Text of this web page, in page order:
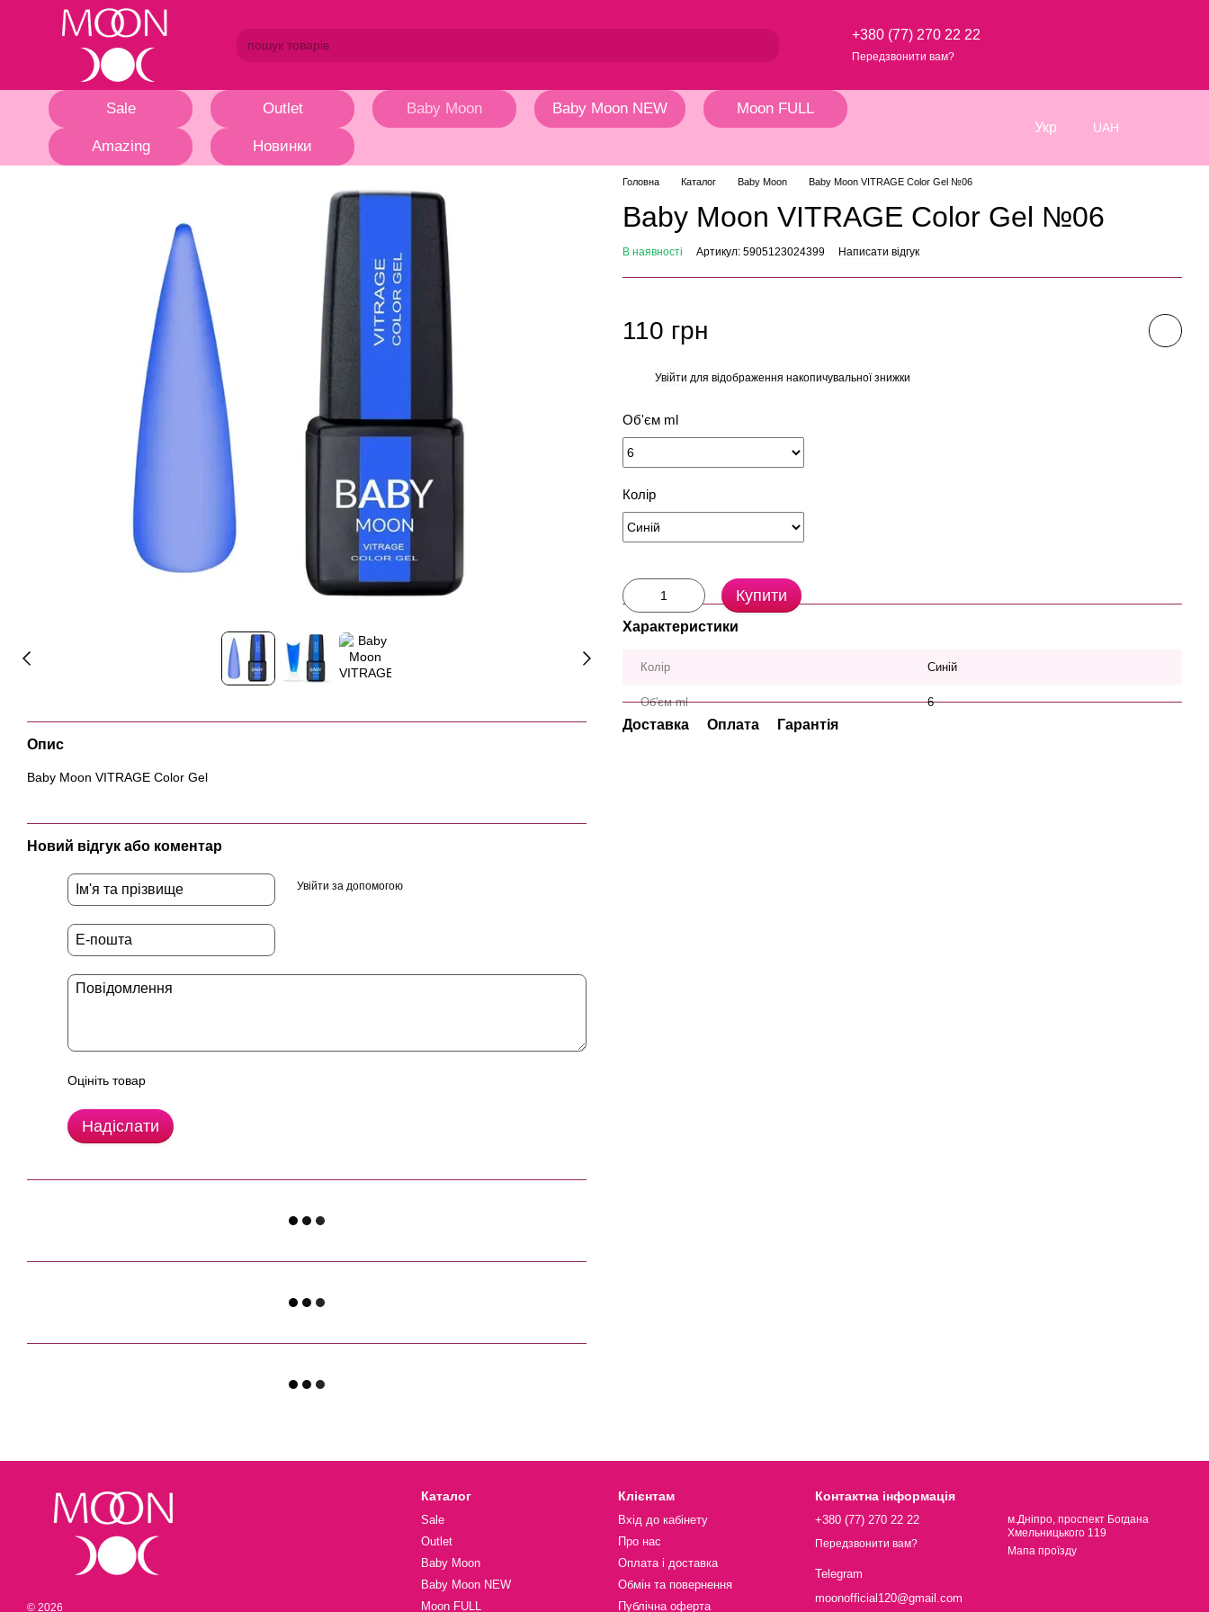
Перейти до основного контенту
+380 (77) 270 22 22
Передзвонити вам?
Sale Outlet Baby Moon Baby Moon NEW Moon FULL
Amazing Новинки
Укр UAH
Опис
Baby Moon VITRAGE Color Gel
Новий відгук або коментар
Увійти за допомогою
Оцініть товар
Надіслати
Головна Каталог Baby Moon Baby Moon VITRAGE Color Gel №06
Baby Moon VITRAGE Color Gel №06
В наявності Артикул: 5905123024399 Написати відгук
110 грн
Увійти для відображення накопичувальної знижки
Об'єм ml
Колір
Купити
Характеристики
Колір Синій
Об'єм ml 6
Доставка Оплата Гарантія
© 2026
Каталог
Sale
Outlet
Baby Moon
Baby Moon NEW
Moon FULL
Клієнтам
Вхід до кабінету
Про нас
Оплата і доставка
Обмін та повернення
Публічна оферта
Контактна інформація
+380 (77) 270 22 22
Передзвонити вам?
Telegram
moonofficial120@gmail.com
м.Дніпро, проспект Богдана
Хмельницького 119
Мапа проїзду